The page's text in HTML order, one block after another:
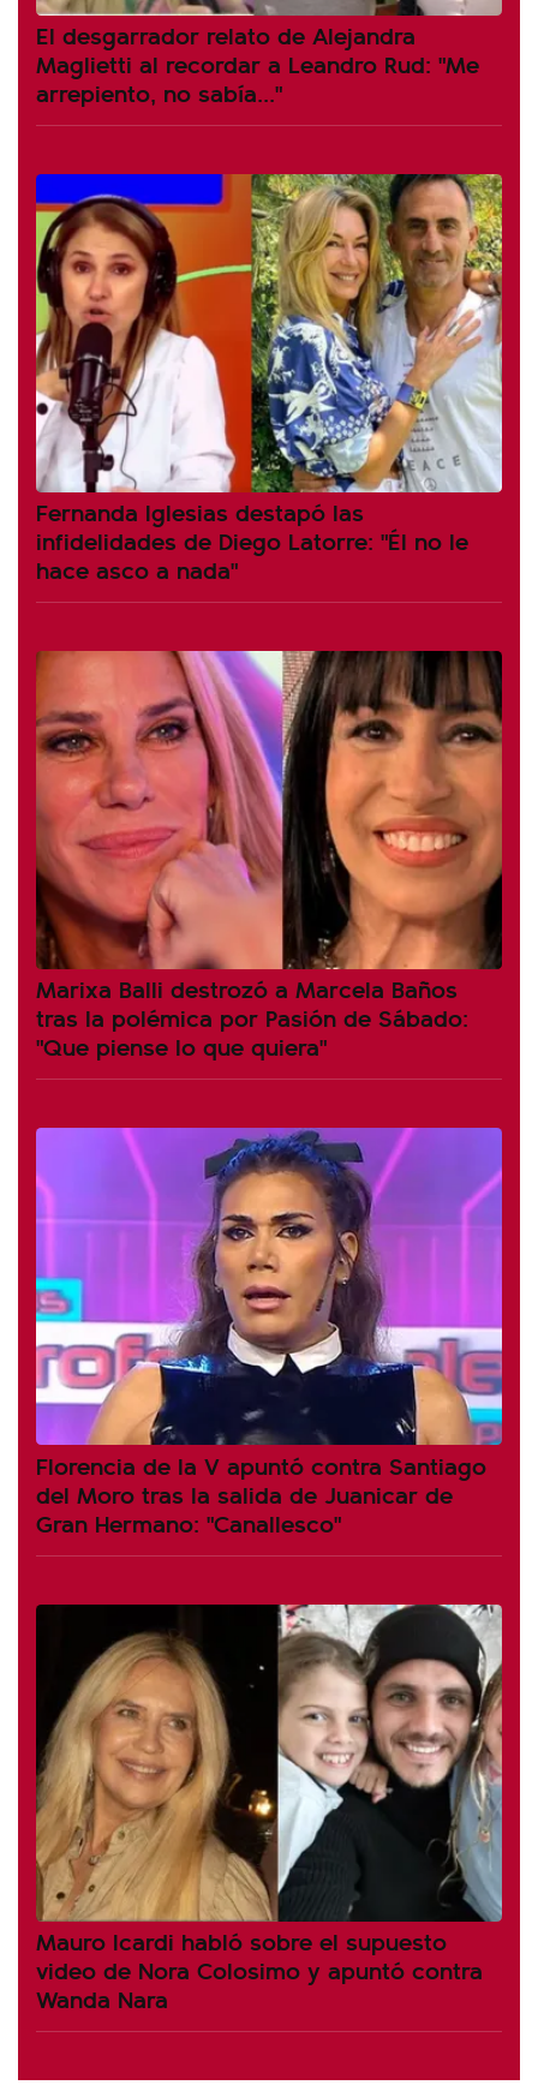
El desgarrador relato de Alejandra
Maglietti al recordar a Leandro Rud: "Me
arrepiento, no sabía..."
Fernanda Iglesias destapó las
infidelidades de Diego Latorre: "Él no le
hace asco a nada"
Marixa Balli destrozó a Marcela Baños
tras la polémica por Pasión de Sábado:
"Que piense lo que quiera"
Florencia de la V apuntó contra Santiago
del Moro tras la salida de Juanicar de
Gran Hermano: "Canallesco"
Mauro Icardi habló sobre el supuesto
video de Nora Colosimo y apuntó contra
Wanda Nara